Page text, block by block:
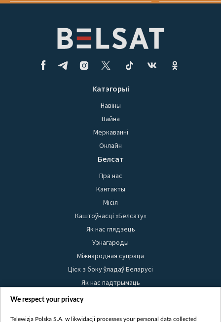
Катэгорыі
Навіны
Вайна
Меркаванні
Онлайн
Белсат
Пра нас
Кантакты
Місія
Каштоўнасці «Белсату»
Як нас глядзець
Узнагароды
Міжнародная супраца
Ціск з боку ўладаў Беларусі
Як нас падтрымаць
Правілы выкарыстання матэрыялаў
We respect your privacy
Telewizja Polska S.A. w likwidacji processes your personal data collected